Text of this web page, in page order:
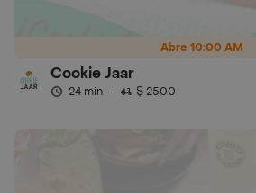
Abre 10:00 AM
Cookie Jaar
24 min · $ 2500